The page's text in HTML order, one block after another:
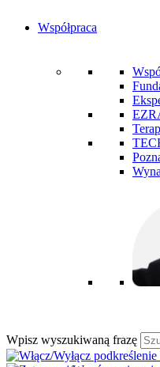
Współpraca
Wpisz wyszukiwaną frazę